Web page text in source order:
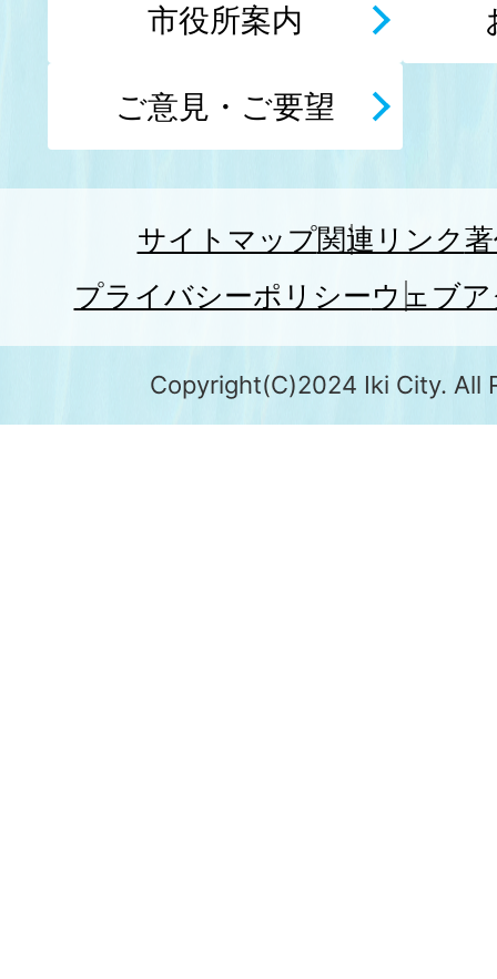
市役所案内
ご意見・ご要望
サイトマップ関連リンク
プライバシーポリシーウェブ
Copyright(C)2024 Iki City. All